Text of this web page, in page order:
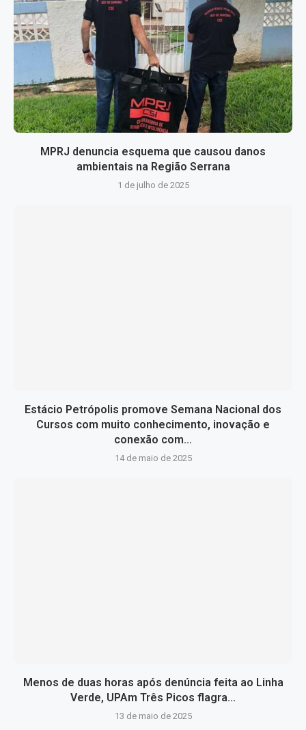
MPRJ denuncia esquema que causou danos
ambientais na Região Serrana
1 de julho de 2025
Estácio Petrópolis promove Semana Nacional dos
Cursos com muito conhecimento, inovação e
conexão com...
14 de maio de 2025
Menos de duas horas após denúncia feita ao Linha
Verde, UPAm Três Picos flagra...
13 de maio de 2025